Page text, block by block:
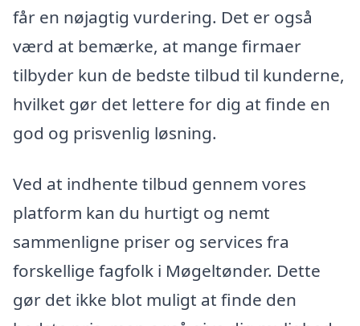
får en nøjagtig vurdering. Det er også
værd at bemærke, at mange firmaer
tilbyder kun de bedste tilbud til kunderne,
hvilket gør det lettere for dig at finde en
god og prisvenlig løsning.
Ved at indhente tilbud gennem vores
platform kan du hurtigt og nemt
sammenligne priser og services fra
forskellige fagfolk i Møgeltønder. Dette
gør det ikke blot muligt at finde den